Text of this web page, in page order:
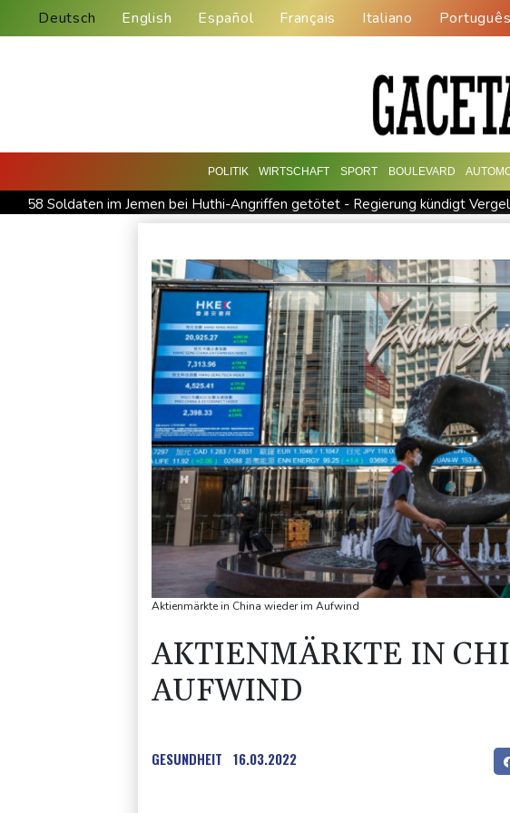
Deutsch English Español Français Italiano Português
POLITIK WIRTSCHAFT SPORT BOULEVARD
58 Soldaten im Jemen bei Huthi-Angriffen getötet - Regierung kündigt
Real Madrid verlängert mit Vinicius Jr. bis 2032
Schwimm-EM: Eikermann
Bundesanwaltschaft übernimmt Ermittlungen zu Sprengstoff-Drohne in
Französische Sängerin Vanessa Paradis gibt Trennung von Regisseur
Aktienmärkte in China wieder im Aufwind
AKTIENMÄRKTE IN
AUFWIND
GESUNDHEIT 16.03.2022